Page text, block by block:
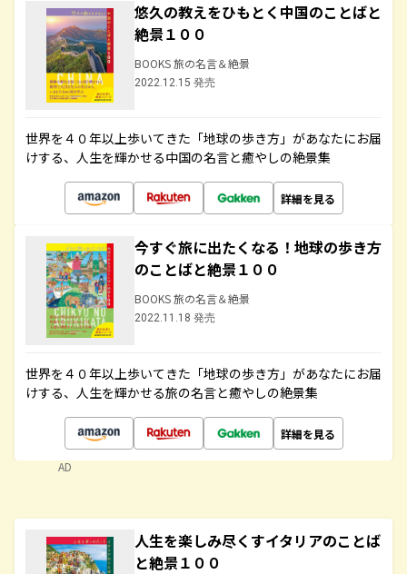
悠久の教えをひもとく中国のことばと
絶景１００
BOOKS 旅の名言＆絶景
2022.12.15 発売
世界を４０年以上歩いてきた「地球の歩き方」があなたにお届
けする、人生を輝かせる中国の名言と癒やしの絶景集
詳細を見る
今すぐ旅に出たくなる！地球の歩き方
のことばと絶景１００
BOOKS 旅の名言＆絶景
2022.11.18 発売
世界を４０年以上歩いてきた「地球の歩き方」があなたにお届
けする、人生を輝かせる旅の名言と癒やしの絶景集
詳細を見る
AD
人生を楽しみ尽くすイタリアのことば
と絶景１００